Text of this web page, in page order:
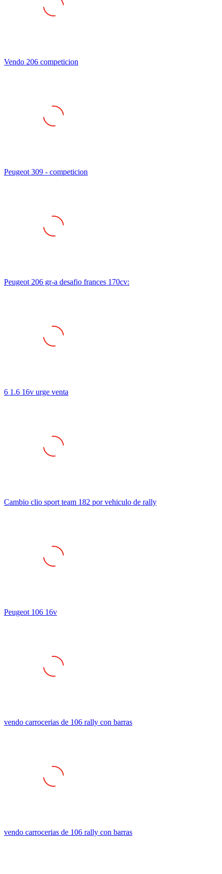
Vendo 206 competicion
Peugeot 309 - competicion
Peugeot 206 gr-a desafio frances 170cv:
6 1.6 16v urge venta
Cambio clio sport team 182 por vehiculo de rally
Peugeot 106 16v
vendo carrocerias de 106 rally con barras
vendo carrocerias de 106 rally con barras